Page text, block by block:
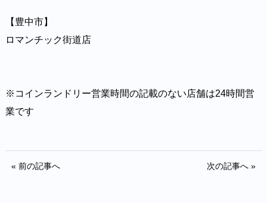
【豊中市】⁡⁡⁡⁡⁡
ロマンチック街道店⁡⁡⁡⁡⁡
※コインランドリー営業時間の記載のない店舗は24時間営
業です⁡⁡⁡⁡⁡
« 前の記事へ 次の記事へ »